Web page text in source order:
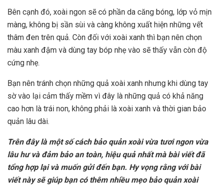
Bên cạnh đó, xoài ngon sẽ có phần da căng bóng, lớp vỏ mịn
màng, không bị sần sùi và càng không xuất hiện những vết
thâm đen trên quả. Còn đối với xoài xanh thì bạn nên chọn
màu xanh đậm và dùng tay bóp nhẹ vào sẽ thấy vẫn còn độ
cứng nhẹ.
Bạn nên tránh chọn những quả xoài xanh nhưng khi dùng tay
sờ vào lại cảm thấy mềm vì đây là những quả có khả năng
cao hơn là trái non, không phải là xoài xanh và thời gian bảo
quản lâu dài.
Trên đây là một số cách bảo quản xoài vừa tươi ngon vừa
lâu hư và đảm bảo an toàn, hiệu quả nhất mà bài viết đã
tổng hợp lại và muốn gửi đến bạn. Hy vọng rằng với bài
viết này sẽ giúp bạn có thêm nhiều mẹo bảo quản xoài